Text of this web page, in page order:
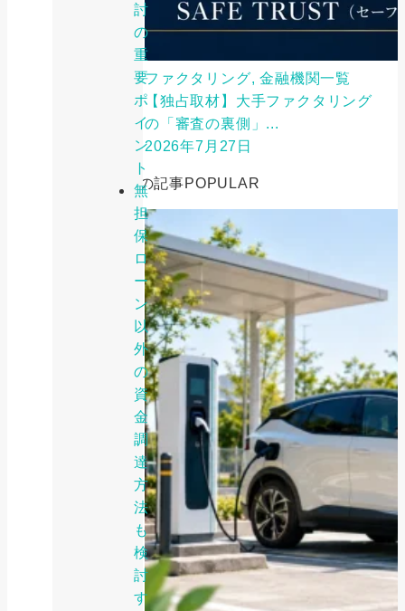
討
の
重
要
ポ
イ
ン
ト
無
担
保
ロ
ー
ン
以
外
の
資
金
調
達
方
法
も
検
討
す
ファクタリング, 金融機関一覧
【独占取材】大手ファクタリング
の「審査の裏側」...
2026年7月27日
人気の記事POPULAR